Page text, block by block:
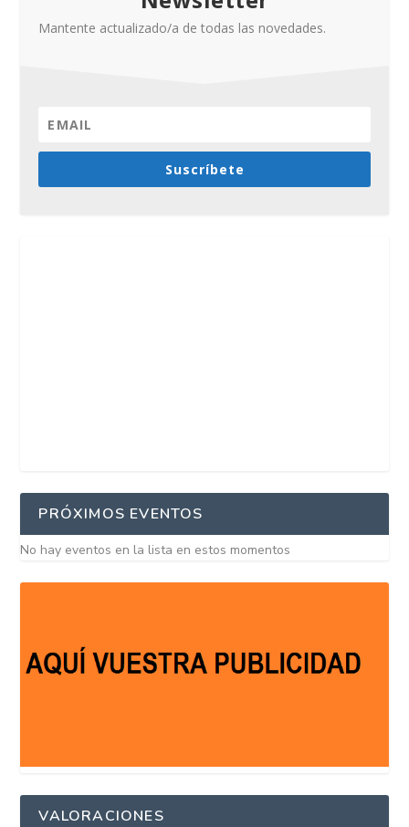
Mantente actualizado/a de todas las novedades.
Suscríbete
PRÓXIMOS EVENTOS
No hay eventos en la lista en estos momentos
VALORACIONES